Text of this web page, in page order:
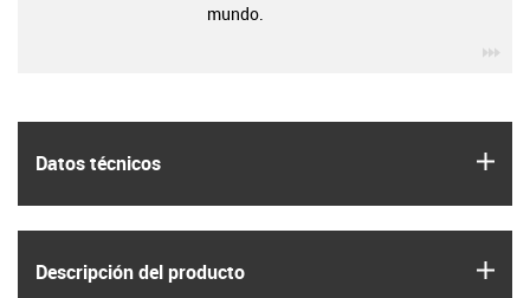
Datos técnicos
Descripción del producto
mundo.